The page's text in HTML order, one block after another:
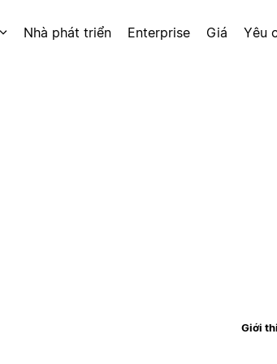
Nhà phát triển Enterprise Giá Yêu
Giới